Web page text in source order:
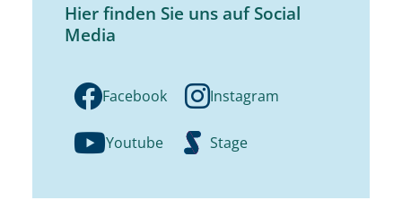
Hier finden Sie uns auf Social
Media
Facebook Instagram
Youtube Stage